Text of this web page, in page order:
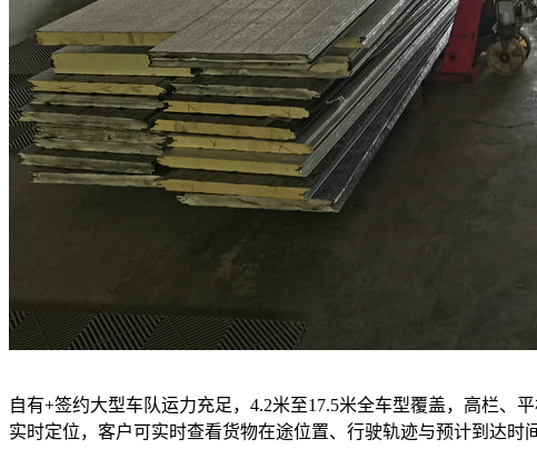
自有+签约大型车队运力充足，4.2米至17.5米全车型覆盖，高栏、
实时定位，客户可实时查看货物在途位置、行驶轨迹与预计到达时